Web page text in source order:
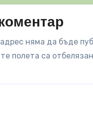
няма да бъде
полета са